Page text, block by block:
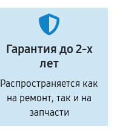
Гарантия до 2-х
лет
Распространяется как
на ремонт, так и на
запчасти